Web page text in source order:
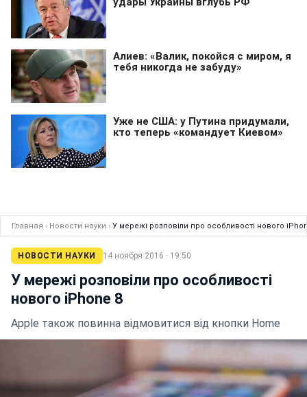
Главная › Новости науки › У мережі розповіли про особливості нового
НОВОСТИ НАУКИ 14 ноября 2016 · 19:50
У мережі розповіли про особливості
нового iPhone 8
Apple також повинна відмовитися від кнопки Home